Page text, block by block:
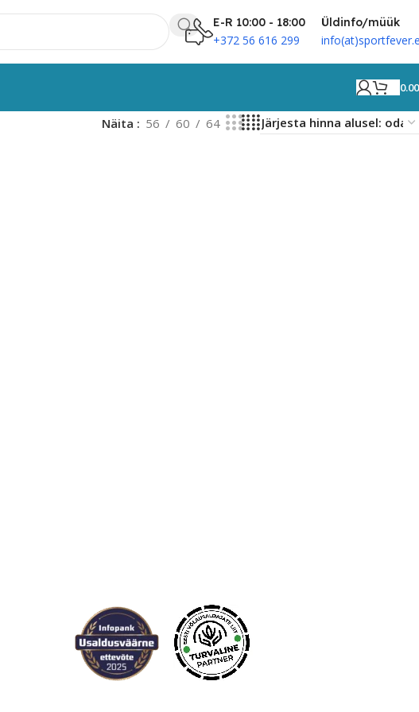
E-R 10:00 - 18:00
+372 56 616 299
Üldinfo/müük
Näita 56 60 64